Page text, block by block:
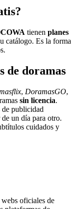
tienen planes
catálogo. Es la forma
de doramas
, DoramasGO,
sin licencia.
de publicidad
un día para otro.
cuidados y
oficiales de